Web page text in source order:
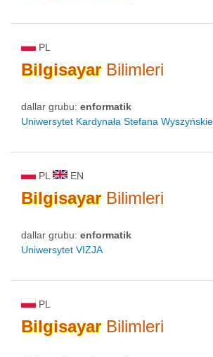
PL
BilgisayarBilimleri
dallar grubu: enformatik
Uniwersytet Kardynała Stefana
PL EN
BilgisayarBilimleri
dallar grubu: enformatik
Uniwersytet VIZJA
PL
BilgisayarBilimleri